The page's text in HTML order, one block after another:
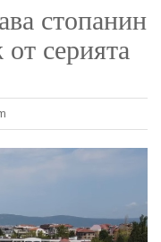
стопанин
серията